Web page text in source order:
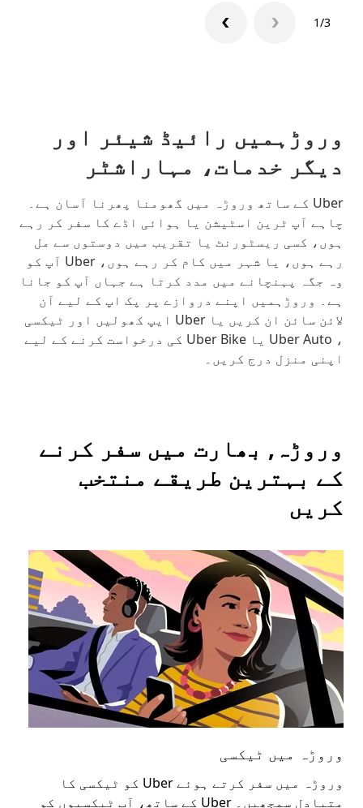
1/3
وروڑہمیں رائیڈ شیئر اور
دیگر خدمات، مہاراشٹر
Uber کے ساتھ وروڑہ میں گھومنا پھرنا آسان ہے۔
چاہے آپ ٹرین اسٹیشن یا ہوائی اڈے کا سفر کر رہے
ہوں، کسی ریسٹورنٹ یا تقریب میں دوستوں سے مل
رہے ہوں، یا شہر میں کام کر رہے ہوں، Uber آپ کو
وہ جگہ پہنچانے میں مدد کرتا ہے جہاں آپ کو جانا
ہے۔ وروڑہمیں اپنے دروازے پر پک اپ کے لیے آن
لائن سائن ان کریں یا Uber ایپ کھولیں اور ٹیکسی
، Uber Auto یا Uber Bike کی درخواست کرنے کے لیے
اپنی منزل درج کریں۔
وروڑہ, بھارت میں سفر کرنے
کے بہترین طریقے منتخب
کریں
وروڑہ میں ٹیکسی
وروڑہ میں سفر کرتے ہوئے Uber کو ٹیکسی کا
متبادل سمجھیں۔ Uber کے ساتھ، آپ ٹیکسیوں کو